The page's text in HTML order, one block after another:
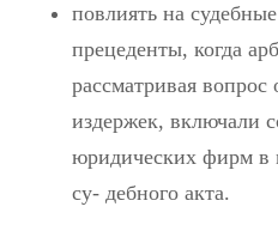
повлиять на
прецеденты, когда
рассматривая
издержек, включали
юридических фирм в
су- дебного акта.